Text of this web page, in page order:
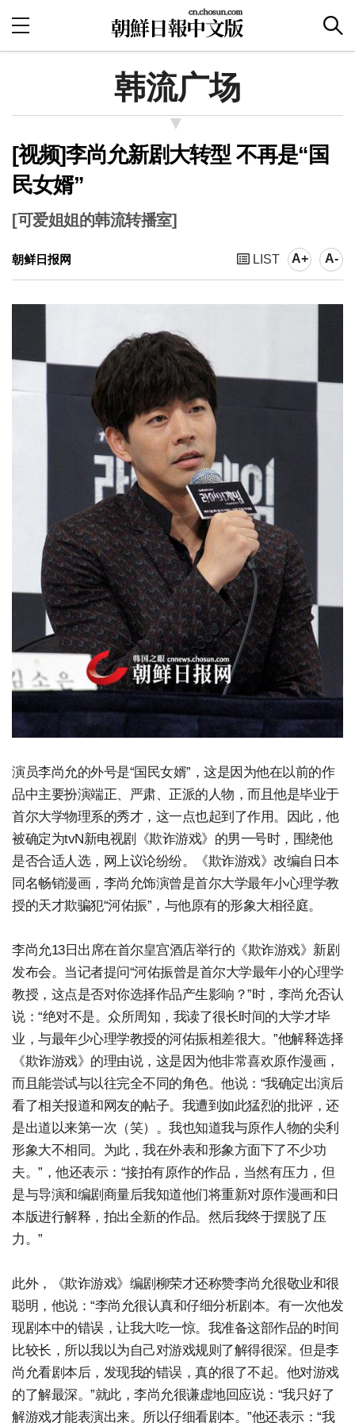
韩流广场
[视频]李尚允新剧大转型 不再是“国
民女婿”
[可爱姐姐的韩流转播室]
朝鲜日报网 LIST A+ A-
演员李尚允的外号是“国民女婿”，这是因为他在以前的作
品中主要扮演端正、严肃、正派的人物，而且他是毕业于
首尔大学物理系的秀才，这一点也起到了作用。因此，他
被确定为tvN新电视剧《欺诈游戏》的男一号时，围绕他
是否合适人选，网上议论纷纷。《欺诈游戏》改编自日本
同名畅销漫画，李尚允饰演曾是首尔大学最年小心理学教
授的天才欺骗犯“河佑振”，与他原有的形象大相径庭。
李尚允13日出席在首尔皇宫酒店举行的《欺诈游戏》新剧
发布会。当记者提问“河佑振曾是首尔大学最年小的心理学
教授，这点是否对你选择作品产生影响？”时，李尚允否认
说：“绝对不是。众所周知，我读了很长时间的大学才毕
业，与最年少心理学教授的河佑振相差很大。”他解释选择
《欺诈游戏》的理由说，这是因为他非常喜欢原作漫画，
而且能尝试与以往完全不同的角色。他说：“我确定出演后
看了相关报道和网友的帖子。我遭到如此猛烈的批评，还
是出道以来第一次（笑）。我也知道我与原作人物的尖利
形象大不相同。为此，我在外表和形象方面下了不少功
夫。”，他还表示：“接拍有原作的作品，当然有压力，但
是与导演和编剧商量后我知道他们将重新对原作漫画和日
本版进行解释，拍出全新的作品。然后我终于摆脱了压
力。”
此外，《欺诈游戏》编剧柳荣才还称赞李尚允很敬业和很
聪明，他说：“李尚允很认真和仔细分析剧本。有一次他发
现剧本中的错误，让我大吃一惊。我准备这部作品的时间
比较长，所以我以为自己对游戏规则了解得很深。但是李
尚允看剧本后，发现我的错误，真的很了不起。他对游戏
的了解最深。”就此，李尚允很谦虚地回应说：“我只好了
解游戏才能表演出来。所以仔细看剧本。”他还表示：“我